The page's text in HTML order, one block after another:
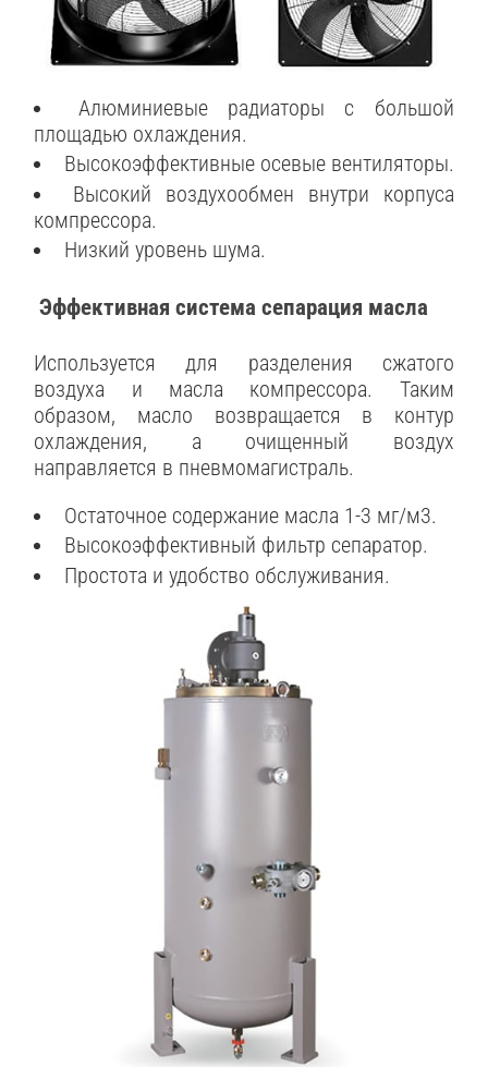
Алюминиевые радиаторы с большой
площадью охлаждения.
Высокоэффективные осевые вентиляторы.
Высокий воздухообмен внутри корпуса
компрессора.
Низкий уровень шума.
Эффективная система сепарация масла
Используется для разделения сжатого
воздуха и масла компрессора. Таким
образом, масло возвращается в контур
охлаждения, а очищенный воздух
направляется в пневмомагистраль.
Остаточное содержание масла 1-3 мг/м3.
Высокоэффективный фильтр сепаратор.
Простота и удобство обслуживания.